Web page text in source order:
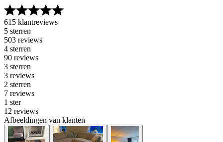
615 klantreviews
5 sterren
503 reviews
4 sterren
90 reviews
3 sterren
3 reviews
2 sterren
7 reviews
1 ster
12 reviews
Afbeeldingen van klanten